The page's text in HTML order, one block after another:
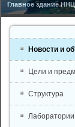
Главное здание
Новости и
Цели и
Структура
Лаборатории